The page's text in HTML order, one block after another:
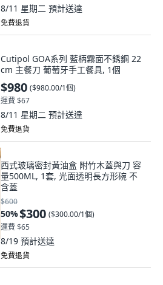
8/11 星期二 預計送達
免費退貨
Cutipol GOA系列 藍柄霧面不銹鋼 22
cm 主餐刀 葡萄牙手工餐具, 1個
$980 ($980.00/1個)
運費 $67
8/11 星期二 預計送達
免費退貨
西式玻璃密封黃油盒 附竹木蓋與刀 容
量500ML, 1套, 光面透明長方形碗 不
含蓋
$600
50%$300 ($300.00/1個)
運費 $65
8/19 預計送達
免費退貨